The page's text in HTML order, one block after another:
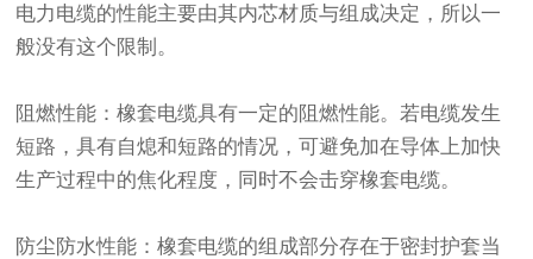
电力电缆的性能主要由其内芯材质与组成决定，所以一
般没有这个限制。
阻燃性能：橡套电缆具有一定的阻燃性能。若电缆发生
短路，具有自熄和短路的情况，可避免加在导体上加快
生产过程中的焦化程度，同时不会击穿橡套电缆。
防尘防水性能：橡套电缆的组成部分存在于密封护套当